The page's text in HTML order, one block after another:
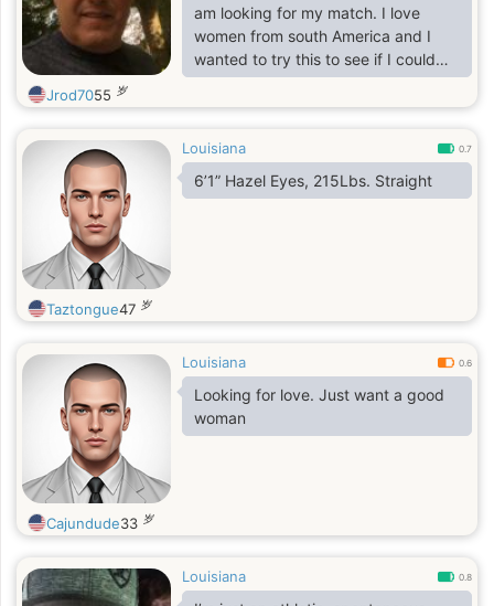
am looking for my match. I love
women from south America and I
wanted to try this to see if I could
make a connection.
Jrod7055 岁
Louisiana 0.7
6’1” Hazel Eyes, 215Lbs. Straight
Taztongue47 岁
Louisiana 0.6
Looking for love. Just want a good
woman
Cajundude33 岁
Louisiana 0.8